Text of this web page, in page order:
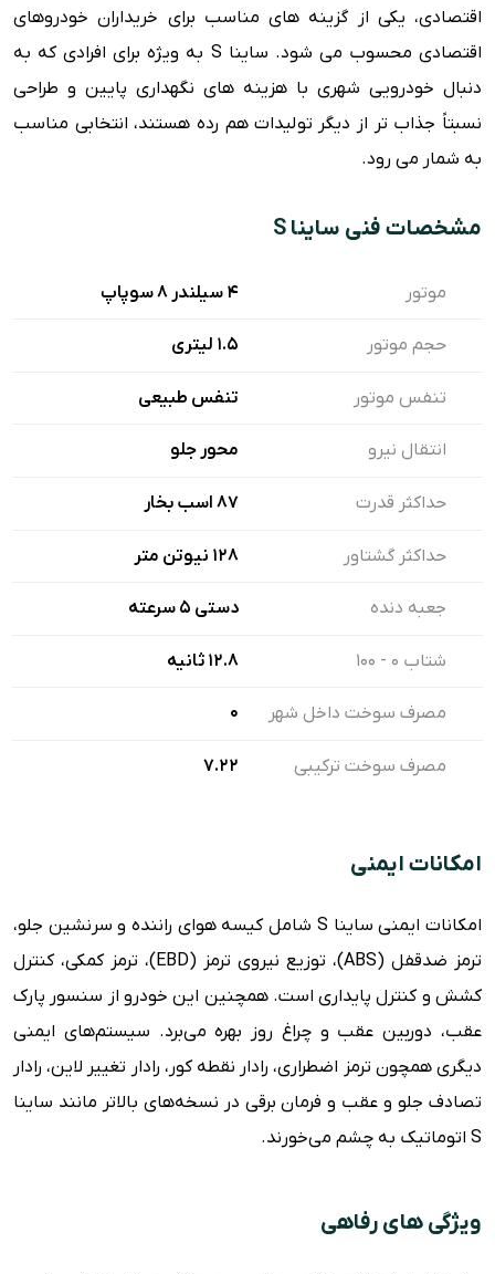
اقتصادی، یکی از گزینه های مناسب برای خریداران خودروهای
اقتصادی محسوب می شود. ساینا S به ویژه برای افرادی که به
دنبال خودرویی شهری با هزینه های نگهداری پایین و طراحی
نسبتاً جذاب تر از دیگر تولیدات هم رده هستند، انتخابی مناسب
به شمار می رود.
مشخصات فنی ساینا S
موتور 4 سیلندر 8 سوپاپ
حجم موتور 1.5 لیتری
تنفس موتور تنفس طبیعی
انتقال نیرو محور جلو
حداکثر قدرت 87 اسب بخار
حداکثر گشتاور 128 نیوتن متر
جعبه دنده دستی ۵ سرعته
شتاب ۰ - ۱۰۰ 12.8 ثانیه
مصرف سوخت داخل شهر 0
مصرف سوخت ترکیبی 7.22
امکانات ایمنی
امکانات ایمنی ساینا S شامل کیسه هوای راننده و سرنشین جلو،
ترمز ضدقفل (ABS)، توزیع نیروی ترمز (EBD)، ترمز کمکی، کنترل
کشش و کنترل پایداری است. همچنین این خودرو از سنسور پارک
عقب، دوربین عقب و چراغ روز بهره می‌برد. سیستم‌های ایمنی
دیگری همچون ترمز اضطراری، رادار نقطه کور، رادار تغییر لاین، رادار
تصادف جلو و عقب و فرمان برقی در نسخه‌های بالاتر مانند ساینا
S اتوماتیک به چشم می‌خورند.
ویژگی های رفاهی